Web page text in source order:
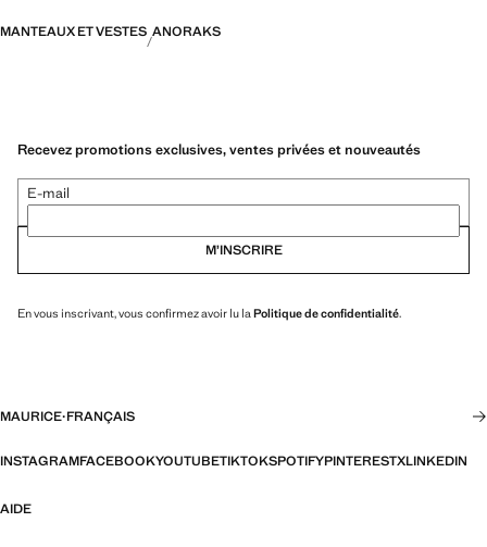
MANTEAUX ET VESTES ANORAKS
Recevez promotions exclusives, ventes privées et nouveautés
E-mail
M’INSCRIRE
En vous inscrivant, vous confirmez avoir lu la Politique de confidentialité.
MAURICE·FRANÇAIS
INSTAGRAMFACEBOOKYOUTUBETIKTOKSPOTIFYPINTERESTXLINKEDIN
AIDE